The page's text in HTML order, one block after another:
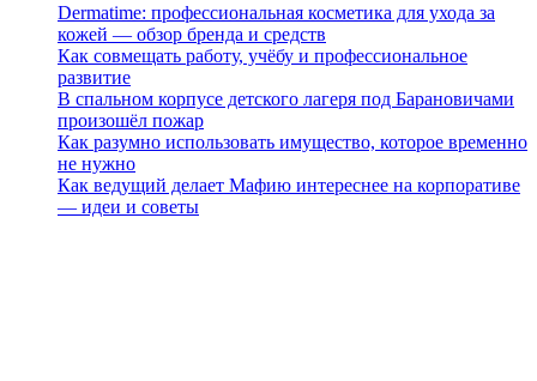
Dermatime: профессиональная косметика для ухода за
кожей — обзор бренда и средств
Как совмещать работу, учёбу и профессиональное
развитие
В спальном корпусе детского лагеря под Барановичами
произошёл пожар
Как разумно использовать имущество, которое временно
не нужно
Как ведущий делает Мафию интереснее на корпоративе
— идеи и советы